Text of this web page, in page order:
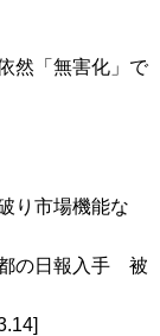
然「無害化」で
り市場機能な
の日報入手 被